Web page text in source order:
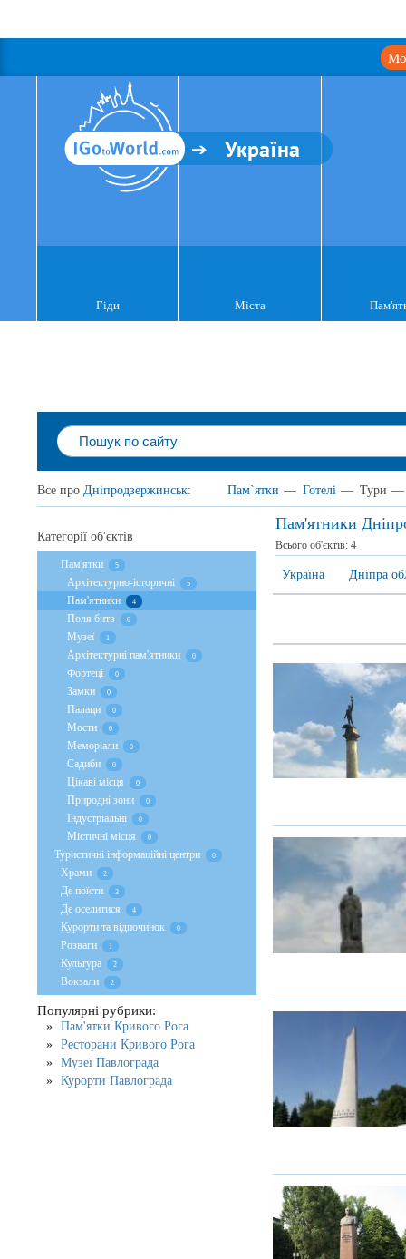
Україна
Гіди Міста
Все про Дніпродзержинськ: Пам`ятки — Готелі — Тури —
Пам'ятники
Всього об'єктів: 4
Україна Дніпра
Категорії об'єктів
Пам'ятки 5
Архітектурно-історичні 5
Пам'ятники 4
Поля битв 0
Музеї 1
Архітектурні пам'ятники 0
Фортеці 0
Замки 0
Палаци 0
Мости 0
Меморіали 0
Садиби 0
Цікаві місця 0
Природні зони 0
Індустріальні 0
Містичні місця 0
Туристичні інформаційні центри 0
Храми 2
Де поїсти 3
Де оселитися 4
Курорти та відпочинок 0
Розваги 1
Культура 2
Вокзали 2
Популярні рубрики:
Пам'ятки Кривого Рога
Ресторани Кривого Рога
Музеї Павлограда
Курорти Павлограда